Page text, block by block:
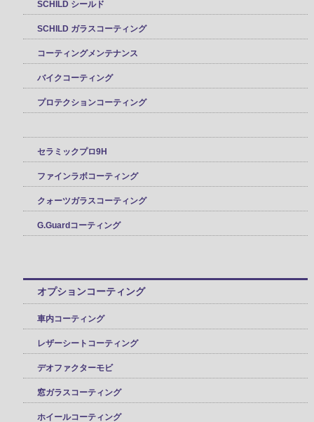
SCHILD シールド
SCHILD ガラスコーティング
コーティングメンテナンス
バイクコーティング
プロテクションコーティング
セラミックプロ9H
ファインラボコーティング
クォーツガラスコーティング
G.Guardコーティング
オプションコーティング
車内コーティング
レザーシートコーティング
デオファクターモビ
窓ガラスコーティング
ホイールコーティング